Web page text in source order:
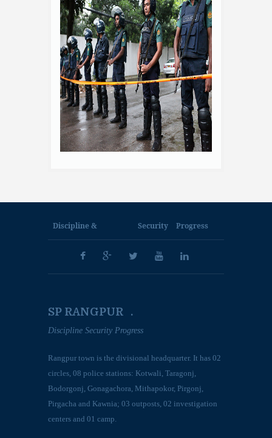
Discipline & Security Progress
SP RANGPUR .
Discipline Security Progress
Rangpur town is the divisional headquarter. It has 02
circles, 08 police stations: Kotwali, Taragonj,
Bodorgonj, Gonagachora, Mithapokor, Pirgonj,
Pirgacha and Kawnia; 03 outposts, 02 investigation
centers and 01 camp.